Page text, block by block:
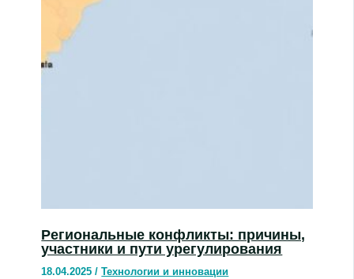
Региональные конфликты: причины,
участники и пути урегулирования
18.04.2025/Технологии и инновации